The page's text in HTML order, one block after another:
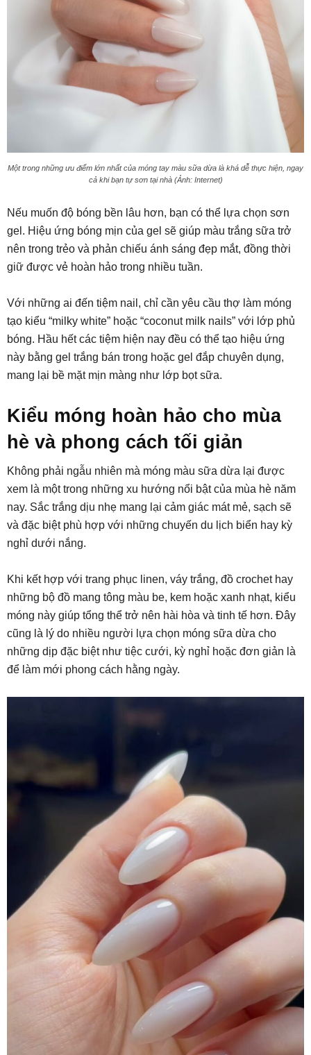
Một trong những ưu điểm lớn nhất của móng tay màu sữa dừa là khá dễ thực hiện, ngay
cả khi bạn tự sơn tại nhà (Ảnh: Internet)
Nếu muốn độ bóng bền lâu hơn, bạn có thể lựa chọn sơn
gel. Hiệu ứng bóng mịn của gel sẽ giúp màu trắng sữa trở
nên trong trẻo và phản chiếu ánh sáng đẹp mắt, đồng thời
giữ được vẻ hoàn hảo trong nhiều tuần.
Với những ai đến tiệm nail, chỉ cần yêu cầu thợ làm móng
tạo kiểu “milky white” hoặc “coconut milk nails” với lớp phủ
bóng. Hầu hết các tiệm hiện nay đều có thể tạo hiệu ứng
này bằng gel trắng bán trong hoặc gel đắp chuyên dụng,
mang lại bề mặt mịn màng như lớp bọt sữa.
Kiểu móng hoàn hảo cho mùa
hè và phong cách tối giản
Không phải ngẫu nhiên mà móng màu sữa dừa lại được
xem là một trong những xu hướng nổi bật của mùa hè năm
nay. Sắc trắng dịu nhẹ mang lại cảm giác mát mẻ, sạch sẽ
và đặc biệt phù hợp với những chuyến du lịch biển hay kỳ
nghỉ dưới nắng.
Khi kết hợp với trang phục linen, váy trắng, đồ crochet hay
những bộ đồ mang tông màu be, kem hoặc xanh nhạt, kiểu
móng này giúp tổng thể trở nên hài hòa và tinh tế hơn. Đây
cũng là lý do nhiều người lựa chọn móng sữa dừa cho
những dịp đặc biệt như tiệc cưới, kỳ nghỉ hoặc đơn giản là
để làm mới phong cách hằng ngày.